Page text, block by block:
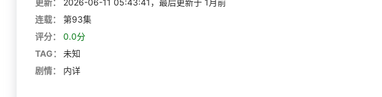
更新：
2026-06-11 05:43:41，最后更新于 1月前
连载：
第93集
评分：
0.0分
TAG：
未知
剧情：
内详